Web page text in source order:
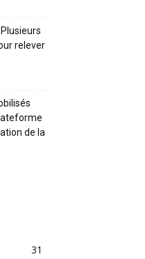
relever
de la
31